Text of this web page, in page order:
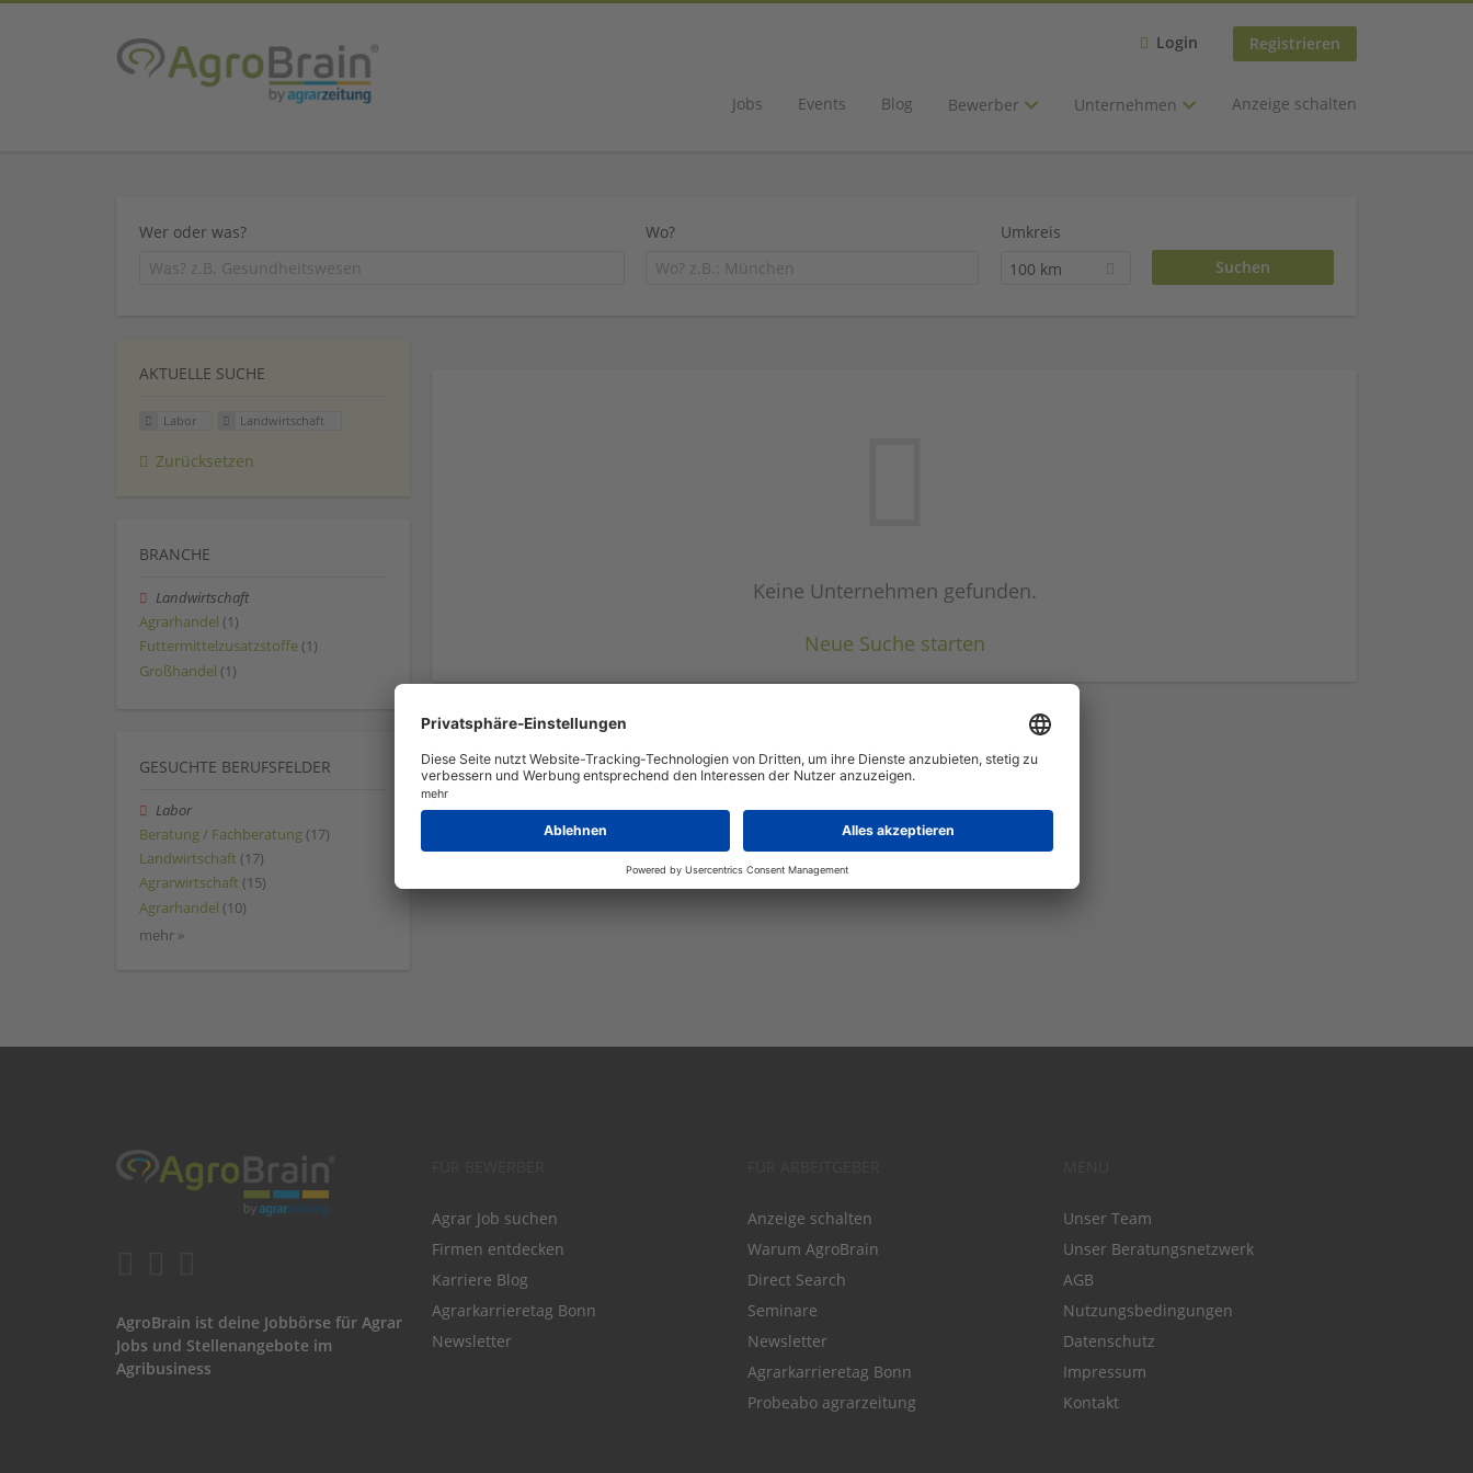
Login Registrieren
Jobs Events Blog Bewerber Unternehmen Anzeige schalten
Wer oder was? Wo?
Umkreis
100 km
Keine Unternehmen gefunden.
Neue Suche starten
AKTUELLE SUCHE
Labor Landwirtschaft
Zurücksetzen
BRANCHE
Landwirtschaft
Agrarhandel (1)
Futtermittelzusatzstoffe (1)
Großhandel (1)
GESUCHTE BERUFSFELDER
Labor
Beratung / Fachberatung (17)
Landwirtschaft (17)
Agrarwirtschaft (15)
Agrarhandel (10)
mehr »
AgroBrain ist deine Jobbörse für Agrar
Jobs und Stellenangebote im
Agribusiness
Agrar Job suchen
Firmen entdecken
Karriere Blog
Agrarkarrieretag Bonn
Newsletter
Anzeige schalten
Warum AgroBrain
Direct Search
Seminare
Newsletter
Agrarkarrieretag Bonn
Probeabo agrarzeitung
Unser Team
Unser Beratungsnetzwerk
AGB
Nutzungsbedingungen
Datenschutz
Impressum
Kontakt